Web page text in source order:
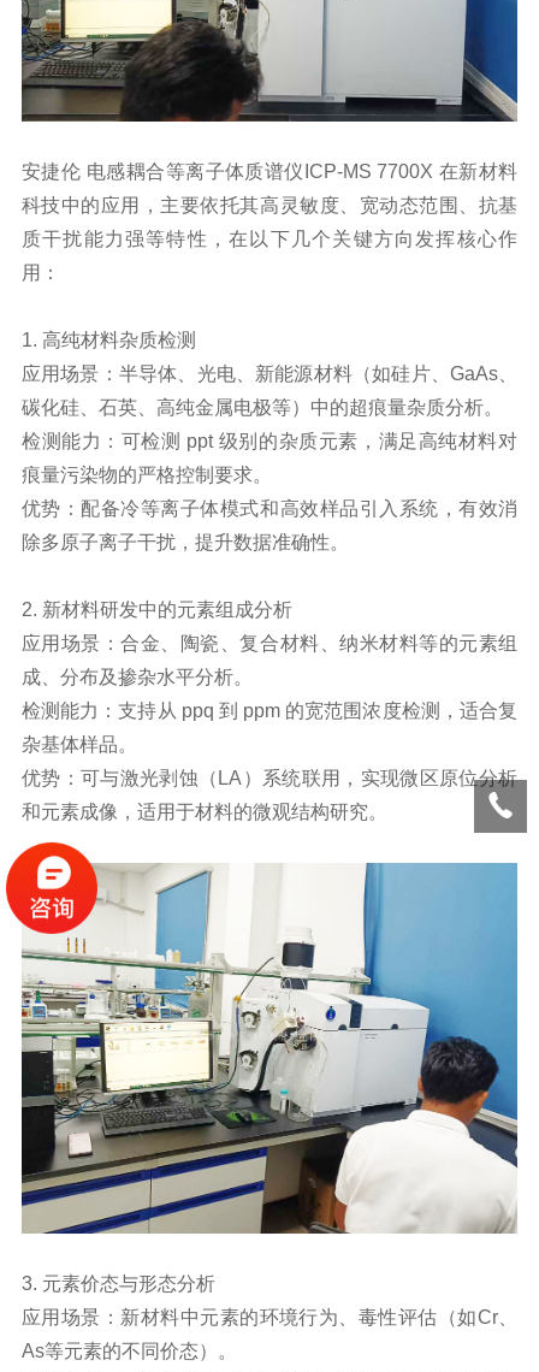
安捷伦 电感耦合等离子体质谱仪 ICP-MS 7700X 在新材料
科技中的应用，主要依托其高灵敏度、宽动态范围、抗基
质干扰能力强等特性，在以下几个关键方向发挥核心作
用：
1. 高纯材料杂质检测
应用场景：半导体、光电、新能源材料（如硅片、GaAs、
碳化硅、石英、高纯金属电极等）中的超痕量杂质分析。
检测能力：可检测 ppt 级别的杂质元素，满足高纯材料对
痕量污染物的严格控制要求。
优势：配备冷等离子体模式和高效样品引入系统，有效消
除多原子离子干扰，提升数据准确性。
2. 新材料研发中的元素组成分析
应用场景：合金、陶瓷、复合材料、纳米材料等的元素组
成、分布及掺杂水平分析。
检测能力：支持从 ppq 到 ppm 的宽范围浓度检测，适合复
杂基体样品。
优势：可与激光剥蚀（LA）系统联用，实现微区原位分析
和元素成像，适用于材料的微观结构研究。
3. 元素价态与形态分析
应用场景：新材料中元素的环境行为、毒性评估（如Cr、
As等元素的不同价态）。